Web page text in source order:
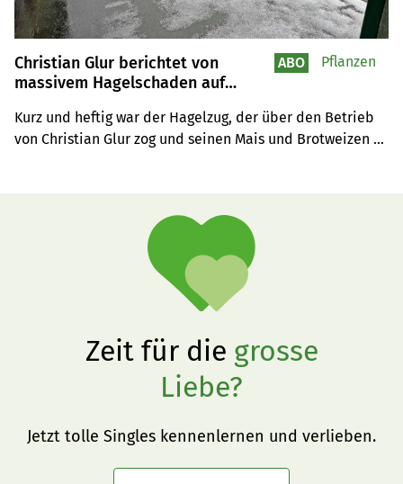
Christian Glur berichtet von
massivem Hagelschaden auf
Kurz und heftig war der Hagelzug, der über den Betrieb
von Christian Glur zog und seinen Mais und Brotweizen
ABO Pflanzen
Zeit für die grosse
Liebe?
Jetzt tolle Singles kennenlernen und verlieben.